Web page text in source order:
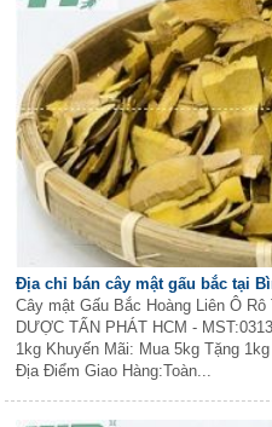
Địa chỉ bán cây mật gấu bắc tại
Cây mật Gấu Bắc Hoàng Liên Ô
DƯỢC TẤN PHÁT HCM -
1kg Khuyến Mãi: Mua 5kg Tặng
Địa Điểm Giao Hàng:Toàn...